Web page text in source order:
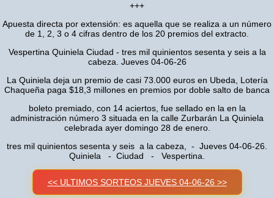
+++
Apuesta directa por extensión: es aquella que se realiza a un número
de 1, 2, 3 o 4 cifras dentro de los 20 premios del extracto.
Vespertina Quiniela Ciudad - tres mil quinientos sesenta y seis a la
cabeza. Jueves 04-06-26
La Quiniela deja un premio de casi 73.000 euros en Ubeda, Lotería
Chaqueña paga $18,3 millones en premios por doble salto de banca
boleto premiado, con 14 aciertos, fue sellado en la en la
administración número 3 situada en la calle Zurbarán La Quiniela
celebrada ayer domingo 28 de enero.
tres mil quinientos sesenta y seis a la cabeza, - Jueves 04-06-26.
Quiniela - Ciudad - Vespertina.
<< ULTIMOS SORTEOS JUEVES 04-06-26 >>